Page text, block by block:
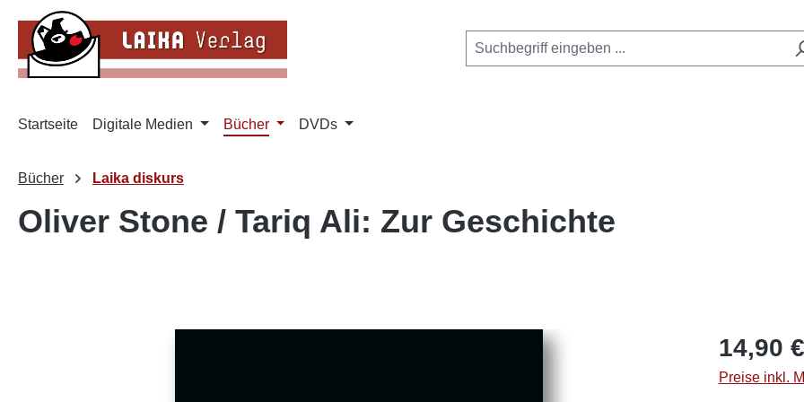
Hauptinhalt springen
Zur Suche springen
Zur Hauptnavigation springen
Startseite Digitale Medien Bücher DVDs
Bücher Laika diskurs
Oliver Stone / Tariq Ali: Zur Geschichte
Regulärer
14,90 €
Preise inkl.